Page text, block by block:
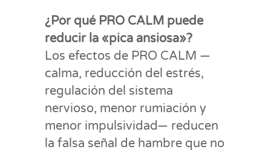
¿Por qué PRO CALM puede
reducir la «pica ansiosa»?
Los efectos de PRO CALM —
calma, reducción del estrés,
regulación del sistema
nervioso, menor rumiación y
menor impulsividad— reducen
la falsa señal de hambre que no